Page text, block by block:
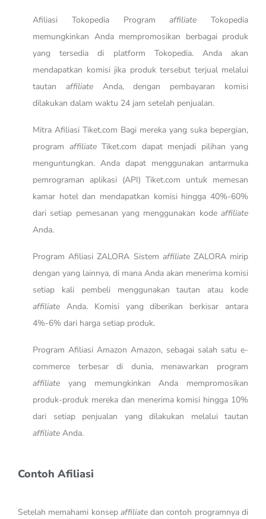
Afiliasi Tokopedia Programaffiliate Tokopedia
memungkinkan Anda mempromosikan berbagai produk
yang tersedia di platform Tokopedia. Anda akan
mendapatkan komisi jika produk tersebut terjual melalui
tautan affiliate Anda, dengan pembayaran komisi
dilakukan dalam waktu 24 jam setelah penjualan.
Mitra Afiliasi Tiket.com Bagi mereka yang suka bepergian,
program affiliate Tiket.com dapat menjadi pilihan yang
menguntungkan. Anda dapat menggunakan antarmuka
pemrograman aplikasi (API) Tiket.com untuk memesan
kamar hotel dan mendapatkan komisi hingga 40%-60%
dari setiap pemesanan yang menggunakan kode affiliate
Anda.
Program Afiliasi ZALORA Sistem affiliate ZALORA mirip
dengan yang lainnya, di mana Anda akan menerima komisi
setiap kali pembeli menggunakan tautan atau kode
affiliate Anda. Komisi yang diberikan berkisar antara
4%-6% dari harga setiap produk.
Program Afiliasi Amazon Amazon, sebagai salah satu e-
commerce terbesar di dunia, menawarkan program
affiliate yang memungkinkan Anda mempromosikan
produk-produk mereka dan menerima komisi hingga 10%
dari setiap penjualan yang dilakukan melalui tautan
affiliate Anda.
Contoh Afiliasi
Setelah memahami konsep affiliatedan contoh programnya di